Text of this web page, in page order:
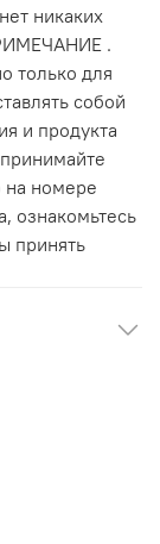
никаких
.
только для
собой
и продукта
на номере
ознакомьтесь
принять